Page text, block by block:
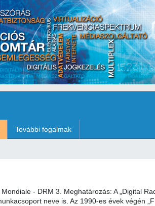
További fogalmak
- DRM 3. Meghatározás: A „Digital
neve is. Az 1990-es évek végén